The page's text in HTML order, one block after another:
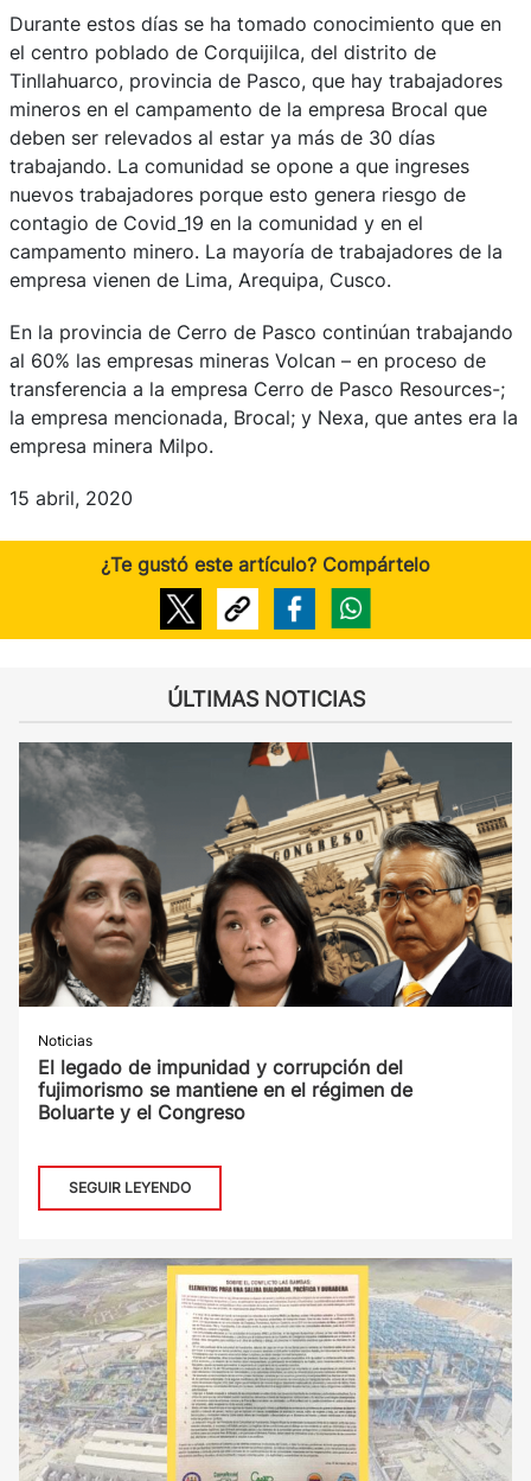
Durante estos días se ha tomado conocimiento que en
el centro poblado de Corquijilca, del distrito de
Tinllahuarco, provincia de Pasco, que hay trabajadores
mineros en el campamento de la empresa Brocal que
deben ser relevados al estar ya más de 30 días
trabajando. La comunidad se opone a que ingreses
nuevos trabajadores porque esto genera riesgo de
contagio de Covid_19 en la comunidad y en el
campamento minero. La mayoría de trabajadores de la
empresa vienen de Lima, Arequipa, Cusco.
En la provincia de Cerro de Pasco continúan trabajando
al 60% las empresas mineras Volcan – en proceso de
transferencia a la empresa Cerro de Pasco Resources-;
la empresa mencionada, Brocal; y Nexa, que antes era la
empresa minera Milpo.
15 abril, 2020
¿Te gustó este artículo? Compártelo
ÚLTIMAS NOTICIAS
Noticias
El legado de impunidad y corrupción del
fujimorismo se mantiene en el régimen de
Boluarte y el Congreso
SEGUIR LEYENDO